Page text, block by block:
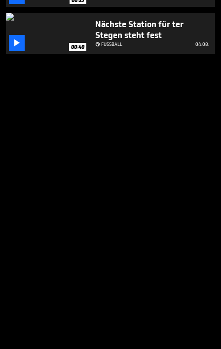
 00:40
Nächste Station für ter
Stegen steht fest
FUSSBALL 04.08.